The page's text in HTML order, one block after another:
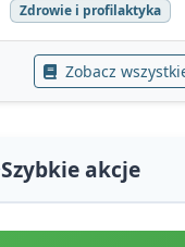
Zdrowie i profilaktyka
Zobacz
Szybkie akcje